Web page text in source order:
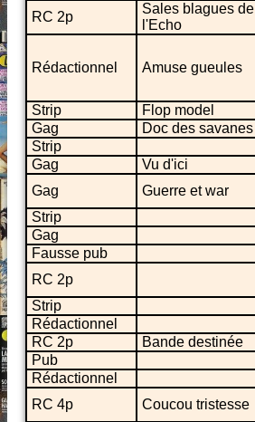
RC 2p
Sales blagues de
l'Echo
Rédactionnel Amuse gueules
Strip Flop model
Gag
Doc des savanes
Strip
Gag
Vu d'ici
Gag
Guerre et war
Strip
Gag
Fausse pub
RC 2p
Strip
Rédactionnel
RC 2p
Bande destinée
Pub
Rédactionnel
RC 4p
Coucou tristesse